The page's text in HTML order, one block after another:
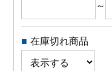
～
在庫切れ商品